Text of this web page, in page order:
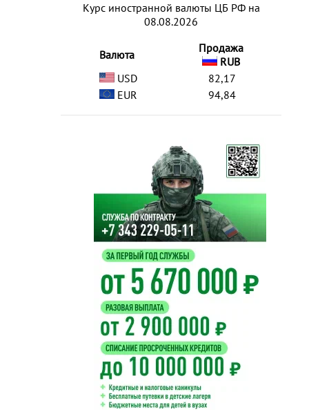
Курс иностранной валюты ЦБ РФ на
08.08.2026
Валюта
Продажа
RUB
USD
82,17
EUR
94,84